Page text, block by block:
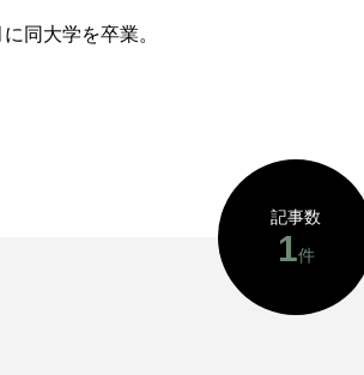
同大学を卒業。
記事数
1件